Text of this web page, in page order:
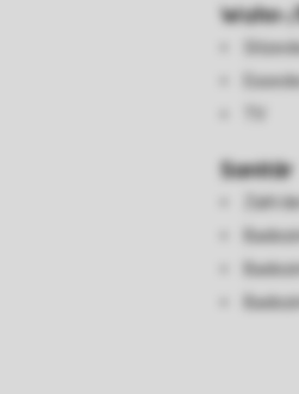
Essecke
Sanitär
Zahl